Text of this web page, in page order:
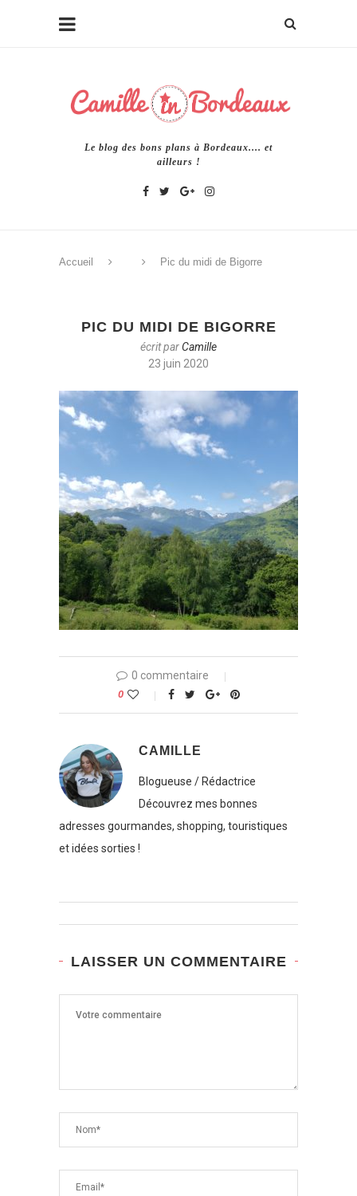
Le blog des bons plans à Bordeaux.... et
ailleurs !
Accueil Pic du midi de Bigorre
PIC DU MIDI DE BIGORRE
écrit parCamille
23 juin 2020
0 commentaire
0
CAMILLE
Blogueuse / Rédactrice
Découvrez mes bonnes
adresses gourmandes, shopping, touristiques
et idées sorties !
LAISSER UN COMMENTAIRE